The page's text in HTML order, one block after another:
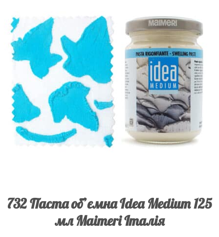
732 Паста об’ємна Idea Medium 125
мл Maimeri Італія